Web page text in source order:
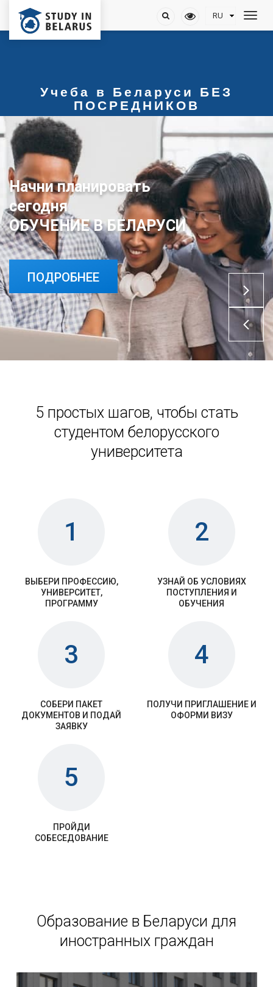
Учеба в Беларуси БЕЗ
ПОСРЕДНИКОВ
Начни планировать
сегодня
ОБУЧЕНИЕ В БЕЛАРУСИ
ПОДРОБНЕЕ
5 простых шагов, чтобы стать
студентом белорусского
университета
1
ВЫБЕРИ ПРОФЕССИЮ,
УНИВЕРСИТЕТ,
ПРОГРАММУ
2
УЗНАЙ ОБ УСЛОВИЯХ
ПОСТУПЛЕНИЯ И
ОБУЧЕНИЯ
3
СОБЕРИ ПАКЕТ
ДОКУМЕНТОВ И ПОДАЙ
ЗАЯВКУ
4
ПОЛУЧИ ПРИГЛАШЕНИЕ И
ОФОРМИ ВИЗУ
5
ПРОЙДИ
СОБЕСЕДОВАНИЕ
Образование в Беларуси для
иностранных граждан